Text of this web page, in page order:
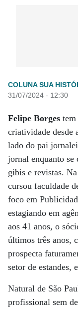
COLUNA SUA
31/07/2024 - 12:30
Felipe Borges tem
criatividade desde
lado do pai
jornal enquanto se
gibis e revistas.
cursou faculdade
foco em
estagiando em
aos 41 anos, o
últimos três anos,
prospecta
setor de estandes,
Natural de São
profissional sem